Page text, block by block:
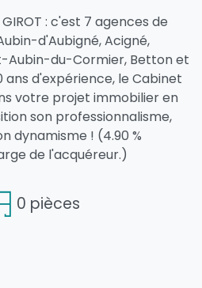
: c'est 7 agences de
d'Aubigné, Acigné,
Aubin-du-Cormier, Betton et
ans d'expérience, le Cabinet
votre projet immobilier en
son professionnalisme,
dynamisme ! (4.90 %
de l'acquéreur.)
0 pièces